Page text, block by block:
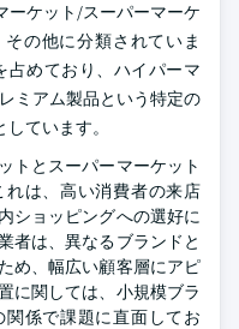
ーケット/スーパーマーケ
の他に分類されていま
占めており、ハイパーマ
ミアム製品という特定の
ています。
トとスーパーマーケット
は、高い消費者の来店
ショッピングへの選好に
者は、異なるブランドと
め、幅広い顧客層にアピ
に関しては、小規模ブラ
係で課題に直面してお